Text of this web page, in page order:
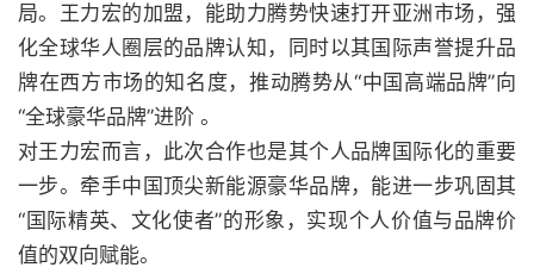
局。王力宏的加盟，能助力腾势快速打开亚洲市场，强
化全球华人圈层的品牌认知，同时以其国际声誉提升品
牌在西方市场的知名度，推动腾势从“中国高端品牌”向
“全球豪华品牌”进阶 。
对王力宏而言，此次合作也是其个人品牌国际化的重要
一步。牵手中国顶尖新能源豪华品牌，能进一步巩固其
“国际精英、文化使者”的形象，实现个人价值与品牌价
值的双向赋能。